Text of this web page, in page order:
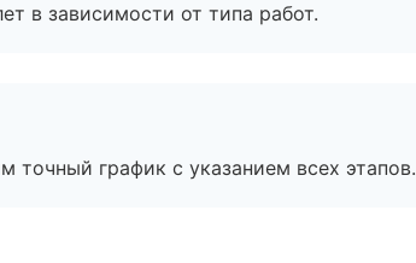
в зависимости от типа работ.
точный график с указанием всех этапов.